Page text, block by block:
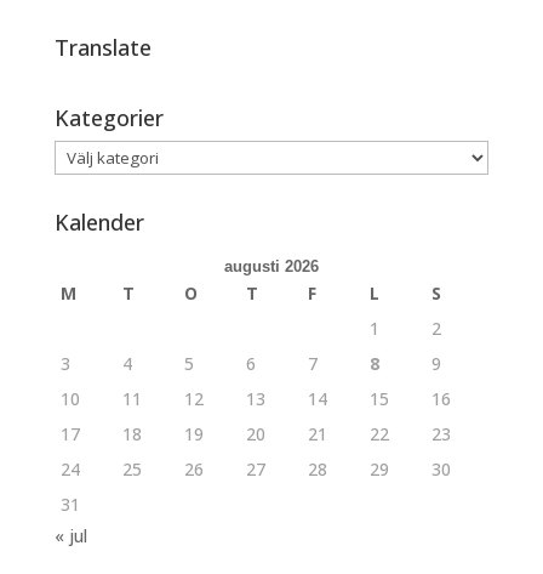
Translate
Kategorier
Kategorier
Kalender
augusti 2026
M T O T F L
S
1
2
3
4 5 6 7 8
9
10
11 12 13 14 15
16
17
18 19 20 21 22
23
24
25 26 27 28 29
30
31
« jul